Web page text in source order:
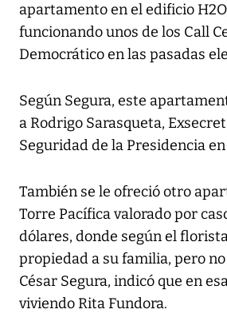
apartamento en el edificio
funcionando unos de los Call
Democrático en las pasadas
Según Segura, este
a Rodrigo Sarasqueta,
Seguridad de la Presidencia
También se le ofreció otro
Torre Pacífica valorado por
dólares, donde según el
propiedad a su familia, pero
César Segura, indicó que en
viviendo Rita Fundora.